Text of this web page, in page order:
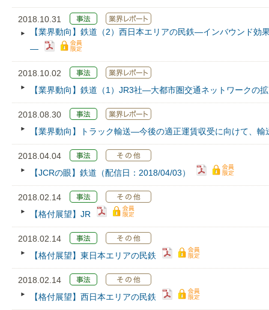
2018.10.31
【業界動向】鉄道（2）西日本エリアの民鉄―インバウンド効
―
2018.10.02
【業界動向】鉄道（1）JR3社―大都市圏交通ネットワークの
2018.08.30
【業界動向】トラック輸送―今後の適正運賃収受に向けて、
2018.04.04
【JCRの眼】鉄道（配信日：2018/04/03）
2018.02.14
【格付展望】JR
2018.02.14
【格付展望】東日本エリアの民鉄
2018.02.14
【格付展望】西日本エリアの民鉄